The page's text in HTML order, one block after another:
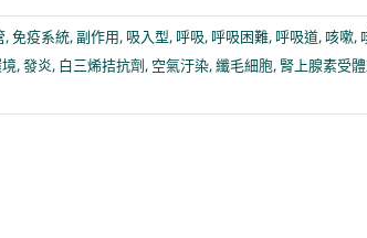
,免疫系統,副作用, 吸入型, 呼吸, 呼吸困難, 呼吸道, 咳嗽,
,發炎, 白三烯拮抗劑, 空氣汙染,纖毛細胞, 腎上腺素受